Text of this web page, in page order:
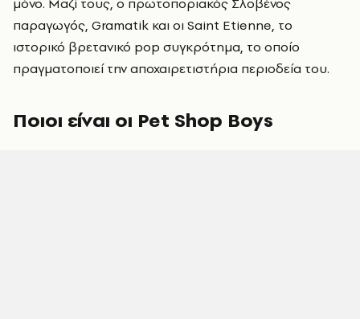
παραγωγός, Gramatik και οι Saint Etienne, το
ιστορικό βρετανικό pop συγκρότημα, το οποίο
πραγματοποιεί την αποχαιρετιστήρια περιοδεία του.
Ποιοι είναι οι Pet Shop Boys